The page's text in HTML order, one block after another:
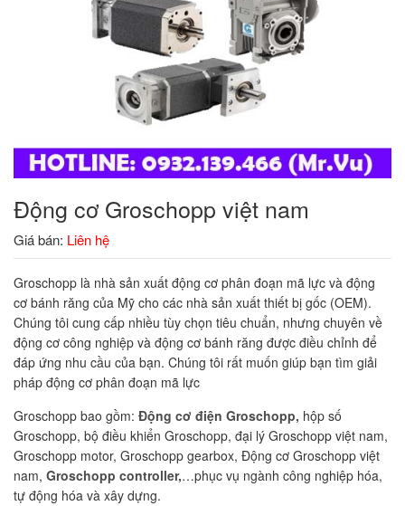
Động cơ Groschopp việt nam
Giá bán: Liên hệ
Groschopp là nhà sản xuất động cơ phân đoạn mã lực và động
cơ bánh răng của Mỹ cho các nhà sản xuất thiết bị gốc (OEM).
Chúng tôi cung cấp nhiều tùy chọn tiêu chuẩn, nhưng chuyên về
động cơ công nghiệp và động cơ bánh răng được điều chỉnh để
đáp ứng nhu cầu của bạn. Chúng tôi rất muốn giúp bạn tìm giải
pháp động cơ phân đoạn mã lực
Groschopp bao gồm: Động cơ điện Groschopp, hộp số
Groschopp, bộ điều khiển Groschopp, đại lý Groschopp việt nam,
Groschopp motor, Groschopp gearbox, Động cơ Groschopp việt
nam, Groschopp controller,…phục vụ ngành công nghiệp hóa,
tự động hóa và xây dựng.